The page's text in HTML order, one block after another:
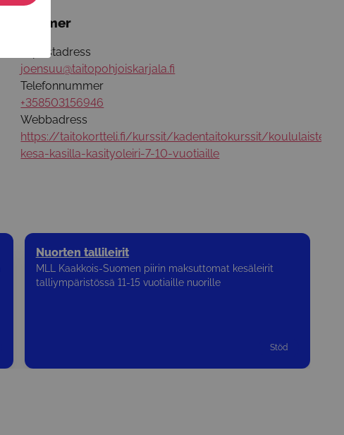
Läs mer
E-postadress
joensuu@taitopohjoiskarjala.fi
Telefonnummer
+358503156946
Webbadress
https://taitokortteli.fi/kurssit/kadentaitokurssit/koululaisten-
kesa-kasilla-kasityoleiri-7-10-vuotiaille
Nuorten tallileirit
MLL Kaakkois-Suomen piirin maksuttomat kesäleirit
talliympäristössä 11-15 vuotiaille nuorille
Stöd